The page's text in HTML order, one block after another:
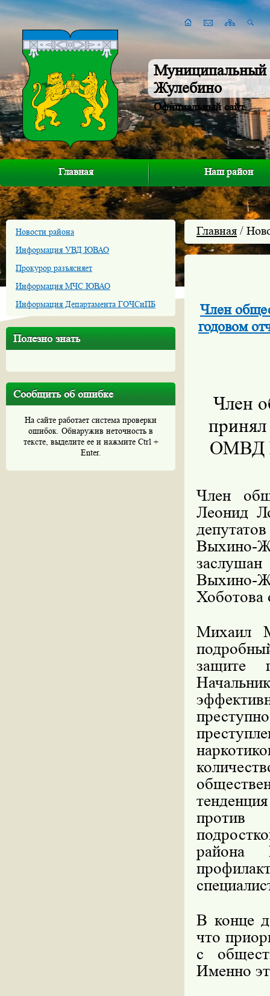
Муниципальный
Жулебино
Официальный сайт
Главная Наш район
Новости района
Информация УВД ЮВАО
Прокурор разъясняет
Информация МЧС ЮВАО
Информация Департамента ГОЧСиПБ
Полезно знать
Сообщить об ошибке
На сайте работает система проверки
ошибок. Обнаружив неточность в
тексте, выделите ее и нажмите Ctrl +
Enter.
Главная /
Член
годовом
Член
принял
ОМВД
Член
Леонид
Выхино-
Хоботова
Михаил
защите
против
района
В конце
что
с
Именно